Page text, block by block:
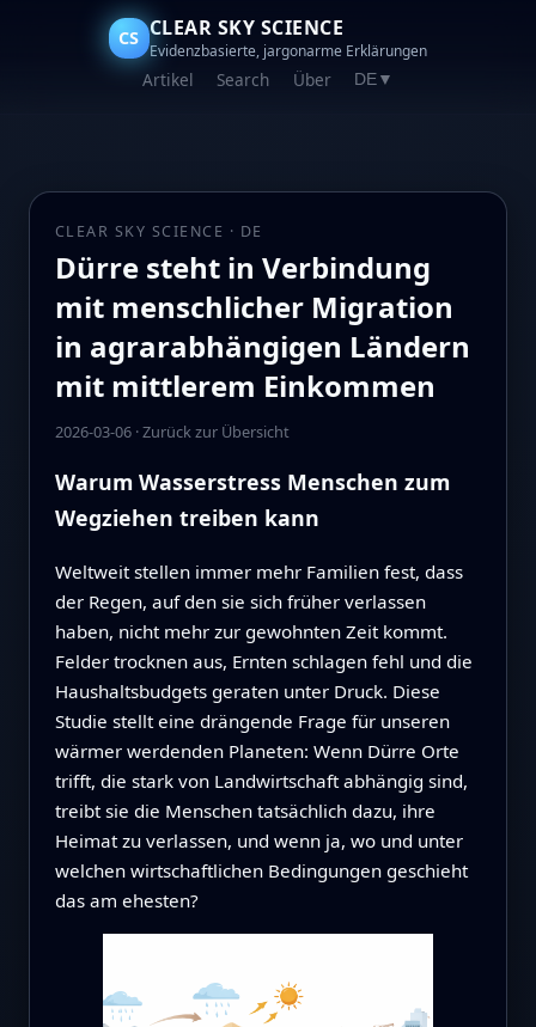
CS CLEAR SKY SCIENCE
Evidenzbasierte, jargonarme Erklärungen
Artikel Search Über DE▼
CLEAR SKY SCIENCE · DE
Dürre steht in Verbindung
mit menschlicher Migration
in agrarabhängigen Ländern
mit mittlerem Einkommen
2026-03-06·Zurück zur Übersicht
Warum Wasserstress Menschen zum
Wegziehen treiben kann
Weltweit stellen immer mehr Familien fest, dass
der Regen, auf den sie sich früher verlassen
haben, nicht mehr zur gewohnten Zeit kommt.
Felder trocknen aus, Ernten schlagen fehl und die
Haushaltsbudgets geraten unter Druck. Diese
Studie stellt eine drängende Frage für unseren
wärmer werdenden Planeten: Wenn Dürre Orte
trifft, die stark von Landwirtschaft abhängig sind,
treibt sie die Menschen tatsächlich dazu, ihre
Heimat zu verlassen, und wenn ja, wo und unter
welchen wirtschaftlichen Bedingungen geschieht
das am ehesten?